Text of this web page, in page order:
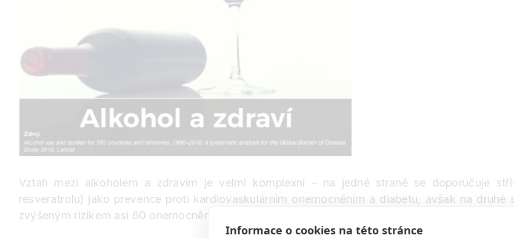
Informace o cookies na této stránce
Vztah mezi alkoholem a zdravím je velmi komplexní – na jedné straně se doporučuje
resveratrolu) jako prevence proti kardiovaskulárním onemocněním a diabetu, avšak na
zvýšeným rizikem asi 60 onemocnění včetně rakoviny. Jak je to tedy doopravdy?